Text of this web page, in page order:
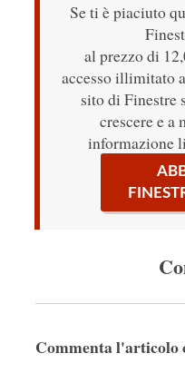
Se ti è piaciuto
al prezzo di
accesso illimitato
sito di Finestre
crescere e a
informazione
Commenta l'articolo